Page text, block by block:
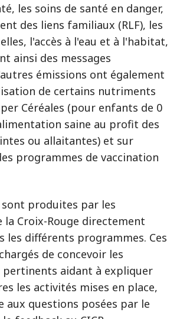
les soins de santé en danger,
des liens familiaux (RLF), les
l'accès à l'eau et à l'habitat,
ainsi des messages
émissions ont également
de certains nutriments
Céréales (pour enfants de 0
saine au profit des
ou allaitantes) et sur
programmes de vaccination
sont produites par les
la Croix-Rouge directement
les différents programmes. Ces
de concevoir les
pertinents aidant à expliquer
les activités mises en place,
aux questions posées par le